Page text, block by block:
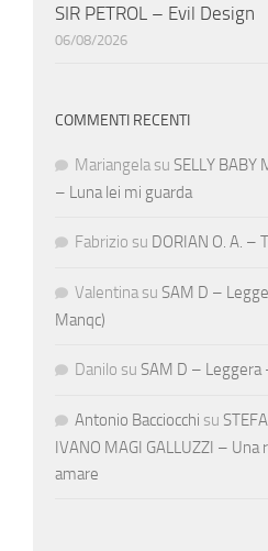
SIR PETROL – Evil Design
06/08/2026
COMMENTI RECENTI
Mariangela su SELLY BABY
– Luna lei mi guarda
Fabrizio su DORIAN O. A. –
Valentina su SAM D –
Manqc)
Danilo su SAM D – Leggera
Antonio Bacciocchi su
IVANO MAGI GALLUZZI – Una
amare